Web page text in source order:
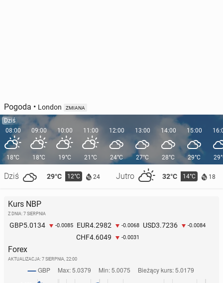
Pogoda • London ZMIANA
Dziś
08:00
18°C
Dziś 29°C 12°C 24 Jutro 32°C 14°C 18
09:00
18°C
10:00
19°C
11:00
21°C
12:00
24°C
13:00
27°C
14:00
28°C
15:00
29°C
Kurs NBP
Z DNIA: 7 SIERPNIA
GBP5.0134 -0.0085 EUR4.2982 -0.0068 USD3.7236 -0.0084
CHF4.6049 -0.0031
Forex
AKTUALIZACJA: 7 SIERPNIA, 22:00